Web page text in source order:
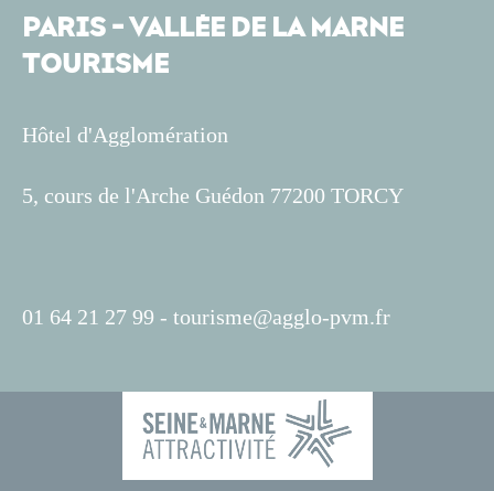
PARIS - VALLÉE DE LA MARNE
TOURISME
Hôtel d'Agglomération
5, cours de l'Arche Guédon 77200 TORCY
01 64 21 27 99 - tourisme@agglo-pvm.fr